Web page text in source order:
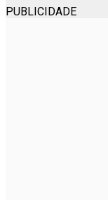
PUBLICIDADE